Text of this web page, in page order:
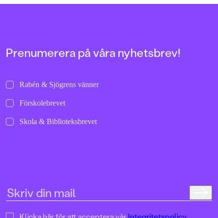
Prenumerera på våra nyhetsbrev!
Rabén & Sjögrens vänner
Förskolebrevet
Skola & Biblioteksbrevet